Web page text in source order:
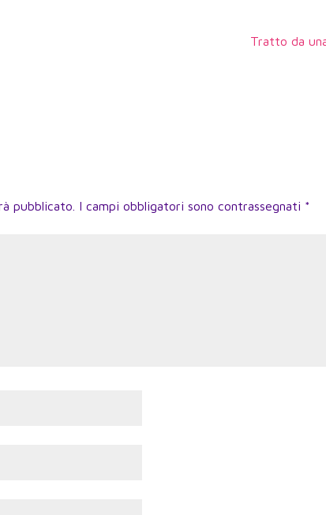
Tratto da
pubblicato. I campi obbligatori sono contrassegnati *